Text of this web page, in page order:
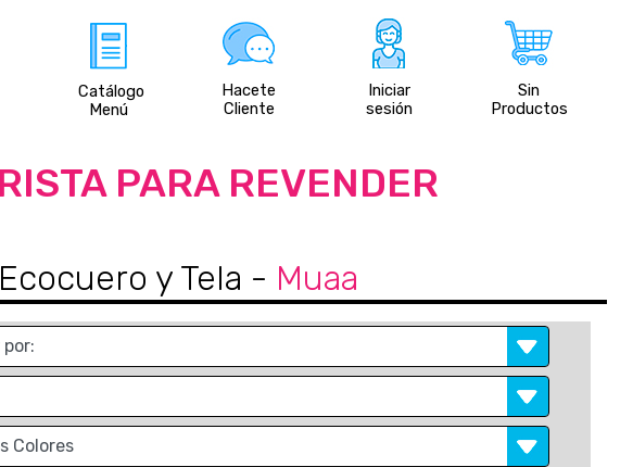
Catálogo
Menú
Hacete
Cliente
Iniciar
sesión
Sin
Productos
PARA REVENDER
y Tela - Muaa